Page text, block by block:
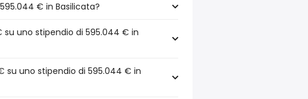
€ in Basilicata?
su uno stipendio di 595.044 € in
su uno stipendio di 595.044 € in